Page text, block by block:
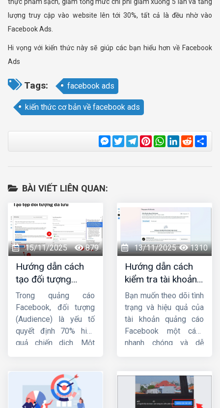
thực phẩm sạch, giảm tổng mức chi phí giảm xuống 5 lần và tăng
lượng truy cập vào website lên tới 30%, tất cả là đều nhờ vào
Facebook Ads.
Hi vọng với kiến thức này sẽ giúp các bạn hiểu hơn về Facebook
Ads
Tags: facebook ads
kiến thức cơ bản về facebook ads
Messenger
TwitterTelegram
Pinterest
WhatsApp
LinkedIn
Reddit
BÀI VIẾT LIÊN QUAN:
15/11/2025 879
Hướng dẫn cách
tạo đối tượng
quảng cáo trên
Facebook từ A-Z
Trong quảng cáo
Facebook, đối tượng
(Audience) là yếu tố
quyết định 70% hiệu
quả chiến dịch. Một
nhắm sai tệp người
dùng thì tỷ lệ chuyển
đổi vẫn thấp. Vì vậy,
13/11/2025 1310
Hướng dẫn cách
kiểm tra tài khoản
quảng cáo
facebook đơn giản,
nhanh chóng
Bạn muốn theo dõi tình
trạng và hiệu quả của
tài khoản quảng cáo
Facebook một cách
nhanh chóng và dễ
dẫn bạncách kiểm
tra tài khoản quảng
cáo Facebookđơn